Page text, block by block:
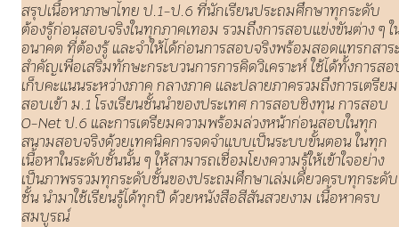
สรุปเนื้อหาภาษาไทย ป.1-ป.6 ที่นักเรียนประถมศึกษาทุกระดับ
ต้องรู้ก่อนสอบจริงในทุกภาคเทอม รวมถึงการสอบแข่งขันต่าง ๆ ใ
อนาคต ที่ต้องรู้ และจำให้ได้ก่อนการสอบจริงพร้อมสอดแทรกสาร
สำคัญเพื่อเสริมทักษะกระบวนการการคิดวิเคราะห์ ใช้ได้ทั้งการส
เก็บคะแนนระหว่างภาค กลางภาค และปลายภาครวมถึงการเตรียม
สอบเข้า ม.1 โรงเรียนชั้นนำของประเทศ การสอบชิงทุน การสอบ
O-Net ป.6 และการเตรียมความพร้อมล่วงหน้าก่อนสอบในทุก
สนามสอบจริงด้วยเทคนิคการจดจำแบบเป็นระบบขั้นตอน ในทุก
เนื้อหาในระดับชั้นนั้น ๆ ให้สามารถเชื่อมโยงความรู้ให้เข้าใจอย่าง
เป็นภาพรรวมทุกระดับชั้นของประถมศึกษาเล่มเดียวครบทุกระดับ
ชั้น นำมาใช้เรียนรู้ได้ทุกปี ด้วยหนังสือสีสันสวยงาม เนื้อหาครบ
สมบูรณ์